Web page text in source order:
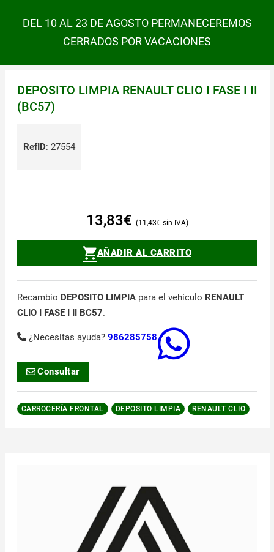
DEL 10 AL 23 DE AGOSTO PERMANECEREMOS
CERRADOS POR VACACIONES
DEPOSITO LIMPIA RENAULT CLIO I FASE I II
(BC57)
RefID: 27554
13,83€ 11,43€
AÑADIR AL CARRITO
Recambio DEPOSITO LIMPIApara el vehículo RENAULT
CLIO I FASE I II BC57.
¿Necesitas ayuda? 986285758
Consultar
CARROCERÍA FRONTAL DEPOSITO LIMPIA RENAULT CLIO